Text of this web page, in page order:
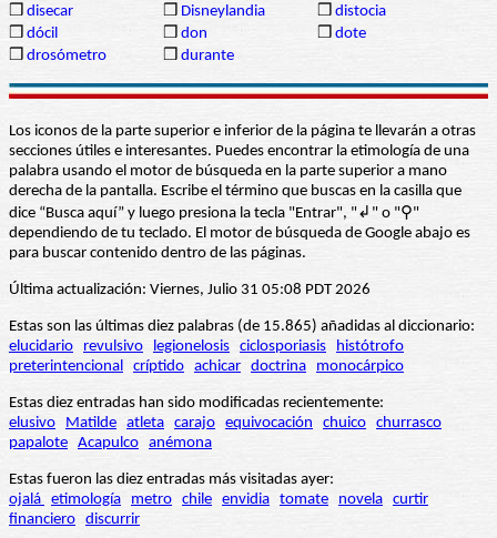
❒ disecar ❒ Disneylandia ❒ distocia
❒ dócil ❒ don ❒ dote
❒ drosómetro ❒ durante
Los iconos de la parte superior e inferior de la página te llevarán a otras
secciones útiles e interesantes. Puedes encontrar la etimología de una
palabra usando el motor de búsqueda en la parte superior a mano
derecha de la pantalla. Escribe el término que buscas en la casilla que
dice “Busca aquí” y luego presiona la tecla "Entrar", "↲" o "⚲"
dependiendo de tu teclado. El motor de búsqueda de Google abajo es
para buscar contenido dentro de las páginas.
Última actualización: Viernes, Julio 31 05:08 PDT 2026
Estas son las últimas diez palabras (de 15.865) añadidas al diccionario:
elucidario
revulsivo legionelosis ciclosporiasis
histótrofo
preterintencional críptido achicar doctrina monocárpico
Estas diez entradas han sido modificadas recientemente:
elusivo
Matilde atleta carajo equivocación chuico churrasco
papalote Acapulco anémona
Estas fueron las diez entradas más visitadas ayer:
ojalá etimología metro chile envidia tomate novela curtir
financiero discurrir